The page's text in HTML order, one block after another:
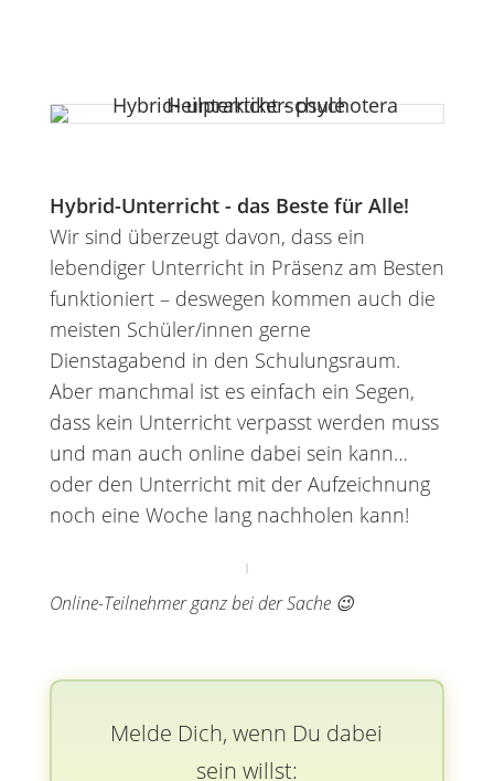
Hybrid-Unterricht - das Beste für Alle!
Wir sind überzeugt davon, dass ein
lebendiger Unterricht in Präsenz am Besten
funktioniert – deswegen kommen auch die
meisten Schüler/innen gerne
Dienstagabend in den Schulungsraum.
Aber manchmal ist es einfach ein Segen,
dass kein Unterricht verpasst werden muss
und man auch online dabei sein kann…
oder den Unterricht mit der Aufzeichnung
noch eine Woche lang nachholen kann!
Online-Teilnehmer ganz bei der Sache 😉
Melde Dich, wenn Du dabei
sein willst: